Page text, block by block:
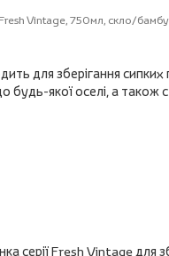
Vintage, 750мл, скло/
для зберігання
якої оселі, а також
серії Fresh Vintage для